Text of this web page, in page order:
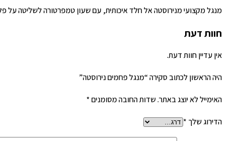
מנגל מקצועי מנירוסטה אל חלד איכותית, עם שעון טמפרטורה לשליטה על
חוות דעת
אין עדיין חוות דעת.
היה הראשון לכתוב סקירה “מנגל פחמים נירוסטה”
האימייל לא יוצג באתר.שדות החובה מסומנים*
הדירוג שלך*